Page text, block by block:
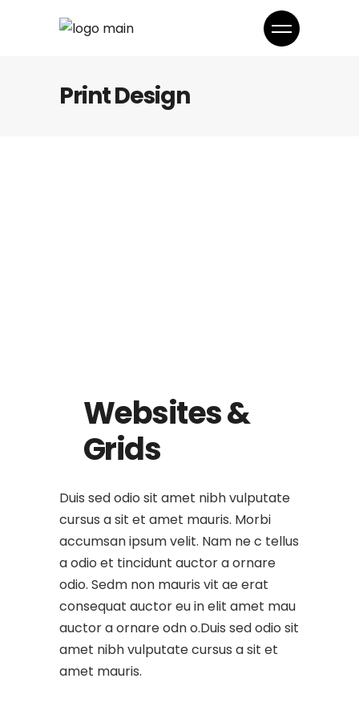
Print Design
Websites &
Grids
Duis sed odio sit amet nibh vulputate
cursus a sit et amet mauris. Morbi
accumsan ipsum velit. Nam ne c tellus
a odio et tincidunt auctor a ornare
odio. Sedm non mauris vit ae erat
consequat auctor eu in elit amet mau
auctor a ornare odn o.Duis sed odio sit
amet nibh vulputate cursus a sit et
amet mauris.